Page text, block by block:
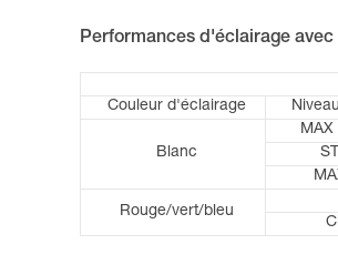
Performances d'éclairage
Couleur d'éclairage
Blanc
MAX
Rouge/vert/bleu